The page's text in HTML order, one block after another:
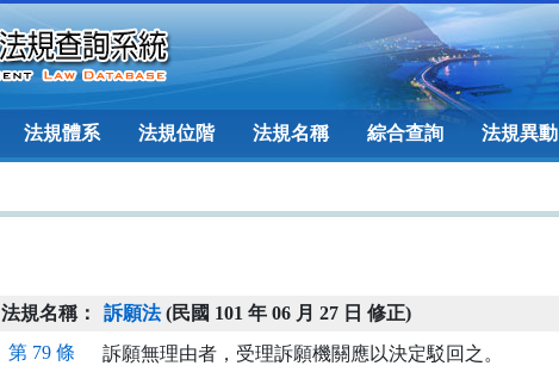
法規體系 法規位階 法規名稱 綜合查詢 法規異動
法規名稱： 訴願法(民國 101 年 06 月 27 日 修正)
第 79 條
訴願無理由者，受理訴願機關應以決定駁回之。